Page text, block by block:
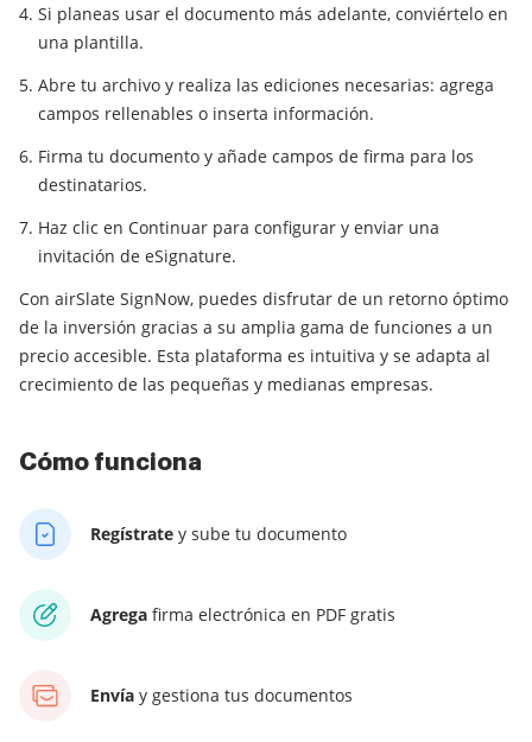
Si planeas usar el documento más adelante, conviértelo en
una plantilla.
Abre tu archivo y realiza las ediciones necesarias: agrega
campos rellenables o inserta información.
Firma tu documento y añade campos de firma para los
destinatarios.
Haz clic en Continuar para configurar y enviar una
invitación de eSignature.
Con airSlate SignNow, puedes disfrutar de un retorno óptimo
de la inversión gracias a su amplia gama de funciones a un
precio accesible. Esta plataforma es intuitiva y se adapta al
crecimiento de las pequeñas y medianas empresas.
Cómo funciona
Regístrate y sube tu documento
Agrega firma electrónica en PDF gratis
Envía y gestiona tus documentos